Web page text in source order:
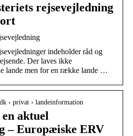
rejsevejledning
indeholder råd og
Der laves ikke
lande men for en række lande …
› privat › landeinformation
aktuel
– Europæiske ERV